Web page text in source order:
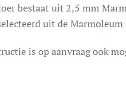
bestaat uit 2,5 mm
uit de
is op aanvraag ook